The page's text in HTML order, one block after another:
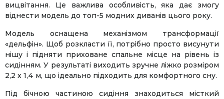
вицвітання. Це важлива особливість, яка дає змогу
віднести модель до топ-5 модних диванів цього року.
Модель оснащена механізмом трансформації
«дельфін». Щоб розкласти її, потрібно просто висунути
нішу і підняти приховане спальне місце на рівень із
сидінням. У результаті виходить зручне ліжко розміром
2,2 х 1,4 м, що ідеально підходить для комфортного сну.
Під бічною частиною сидіння знаходиться місткий